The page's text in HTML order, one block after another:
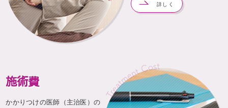
詳しく
施術費
かかりつけの医師（主治医）の